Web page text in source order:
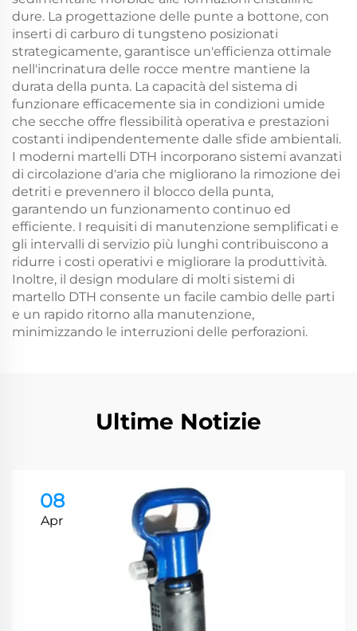
dure. La progettazione delle punte a bottone, con
inserti di carburo di tungsteno posizionati
strategicamente, garantisce un'efficienza ottimale
nell'incrinatura delle rocce mentre mantiene la
durata della punta. La capacità del sistema di
funzionare efficacemente sia in condizioni umide
che secche offre flessibilità operativa e prestazioni
costanti indipendentemente dalle sfide ambientali.
I moderni martelli DTH incorporano sistemi avanzati
di circolazione d'aria che migliorano la rimozione dei
detriti e prevennero il blocco della punta,
garantendo un funzionamento continuo ed
efficiente. I requisiti di manutenzione semplificati e
gli intervalli di servizio più lunghi contribuiscono a
ridurre i costi operativi e migliorare la produttività.
Inoltre, il design modulare di molti sistemi di
martello DTH consente un facile cambio delle parti
e un rapido ritorno alla manutenzione,
minimizzando le interruzioni delle perforazioni.
Ultime Notizie
08
Apr